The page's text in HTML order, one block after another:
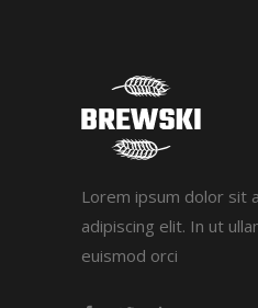
Lorem ipsum dolor sit
adipiscing elit. In ut
euismod orci